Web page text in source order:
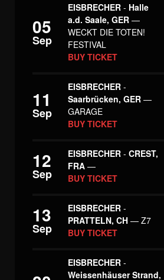
05
Sep
EISBRECHER - Halle
a.d. Saale, GER —
WECKT DIE TOTEN!
FESTIVAL
BUY TICKET
11
Sep
EISBRECHER -
Saarbrücken, GER —
GARAGE
BUY TICKET
12
Sep
EISBRECHER -CREST,
FRA —
BUY TICKET
13
Sep
EISBRECHER -
PRATTELN, CH — Z7
BUY TICKET
EISBRECHER -
Weissenhäuser Strand,